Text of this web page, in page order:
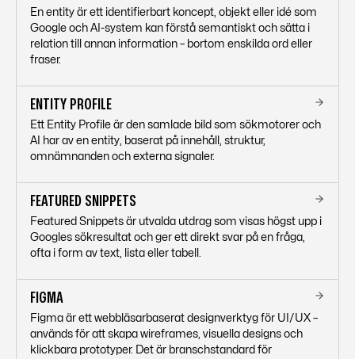
En entity är ett identifierbart koncept, objekt eller idé som
Google och AI-system kan förstå semantiskt och sätta i
relation till annan information – bortom enskilda ord eller
fraser.
ENTITY PROFILE
Ett Entity Profile är den samlade bild som sökmotorer och
AI har av en entity, baserat på innehåll, struktur,
omnämnanden och externa signaler.
FEATURED SNIPPETS
Featured Snippets är utvalda utdrag som visas högst upp i
Googles sökresultat och ger ett direkt svar på en fråga,
ofta i form av text, lista eller tabell.
FIGMA
Figma är ett webbläsarbaserat designverktyg för UI/UX –
används för att skapa wireframes, visuella designs och
klickbara prototyper. Det är branschstandard för